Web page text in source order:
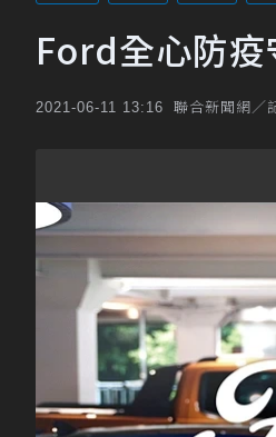
Ford全心防
2021-06-11 13:16 聯合新聞網／